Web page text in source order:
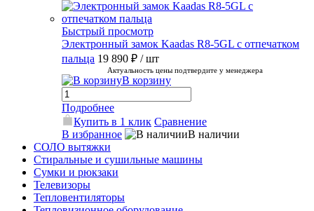
Быстрый просмотр
Электронный замок Kaadas R8-5GL с отпечатком
пальца 19 890 ₽ / шт
Актуальность цены подтвердите у менеджера
В корзину
Подробнее
Купить в 1 клик Сравнение
В избранное
В наличии
СОЛО вытяжки
Стиральные и сушильные машины
Сумки и рюкзаки
Телевизоры
Тепловентиляторы